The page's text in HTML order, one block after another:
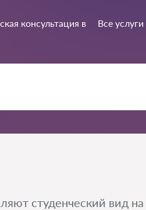
консультация в Все услуги
студенческий вид